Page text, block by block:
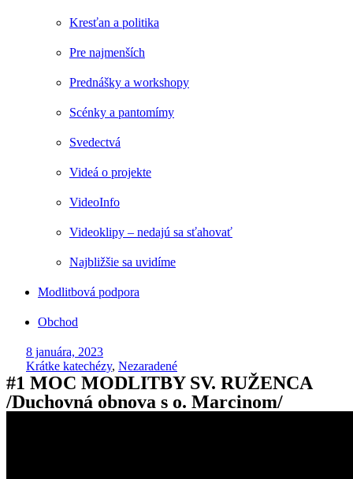
Kresťan a politika
Pre najmenších
Prednášky a workshopy
Scénky a pantomímy
Svedectvá
Videá o projekte
VideoInfo
Videoklipy – nedajú sa sťahovať
Najbližšie sa uvidíme
Modlitbová podpora
Obchod
8 januára, 2023
Krátke katechézy, Nezaradené
#1 MOC MODLITBY SV. RUŽENCA
/Duchovná obnova s o. Marcinom/